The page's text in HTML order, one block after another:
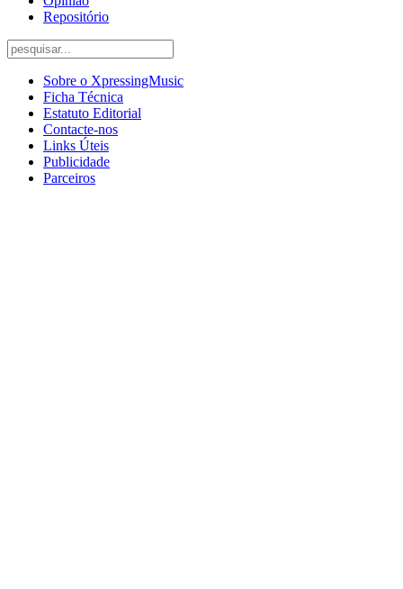
Repositório
Sobre o XpressingMusic
Ficha Técnica
Estatuto Editorial
Contacte-nos
Links Úteis
Publicidade
Parceiros